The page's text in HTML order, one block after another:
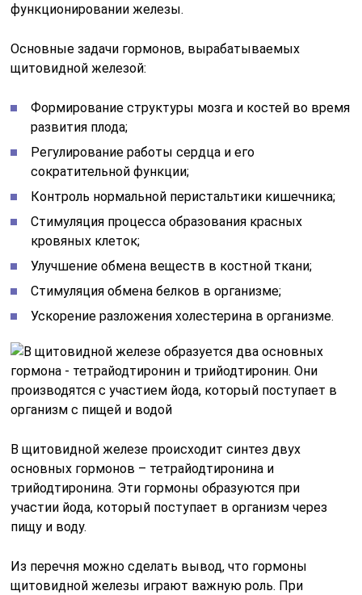
функционировании железы.
Основные задачи гормонов, вырабатываемых
щитовидной железой:
Формирование структуры мозга и костей во время
развития плода;
Регулирование работы сердца и его
сократительной функции;
Контроль нормальной перистальтики кишечника;
Стимуляция процесса образования красных
кровяных клеток;
Улучшение обмена веществ в костной ткани;
Стимуляция обмена белков в организме;
Ускорение разложения холестерина в организме.
В щитовидной железе происходит синтез двух
основных гормонов – тетрайодтиронина и
трийодтиронина. Эти гормоны образуются при
участии йода, который поступает в организм через
пищу и воду.
Из перечня можно сделать вывод, что гормоны
щитовидной железы играют важную роль. При